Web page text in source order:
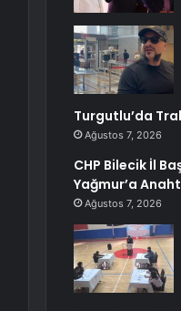
Turgutlu’da
Ağustos 7, 2026
CHP Bilecik İl
Yağmur’a
Ağustos 7, 2026